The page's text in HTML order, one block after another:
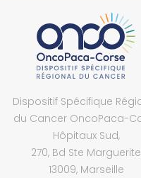
Dispositif Spécifique
du Cancer OncoPaca-
Hôpitaux Sud,
270, Bd Ste Marguerite
13009, Marseille